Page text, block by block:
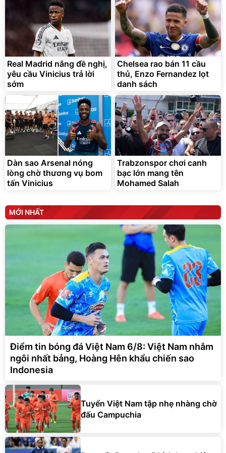
Lót ghế ôtô, nâng lưng
chống nóng giúp thoải mái
trong di chuyển
295.000đ
Đã bán nhiều
Real Madrid nâng đề nghị,
yêu cầu Vinicius trả lời
sớm
Chelsea rao bán 11 cầu
thủ, Enzo Fernandez lọt
danh sách
Dàn sao Arsenal nóng
lòng chờ thương vụ bom
tấn Vinicius
Trabzonspor chơi canh
bạc lớn mang tên
Mohamed Salah
MỚI NHẤT
Điểm tin bóng đá Việt Nam 6/8: Việt Nam nhắm
ngôi nhất bảng, Hoàng Hên khẩu chiến sao
Indonesia
Tuyển Việt Nam tập nhẹ nhàng chờ
đấu Campuchia